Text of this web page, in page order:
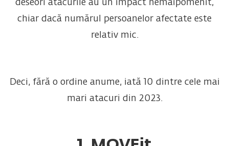
deseori atacurile au un impact nemaipomenit,
chiar dacă numărul persoanelor afectate este
relativ mic.
Deci, fără o ordine anume, iată 10 dintre cele mai
mari atacuri din 2023.